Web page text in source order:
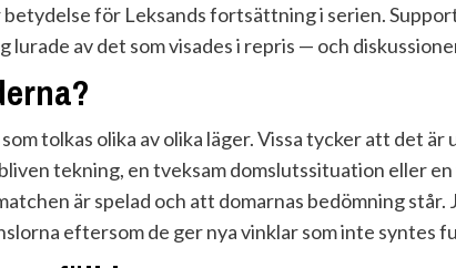
betydelse för Leksands fortsättning i serien.
lurade av det som visades i repris — och
tolkas olika av olika läger. Vissa tycker att det
tekning, en tveksam domslutssituation eller
är spelad och att domarnas bedömning står.
eftersom de ger nya vinklar som inte syntes